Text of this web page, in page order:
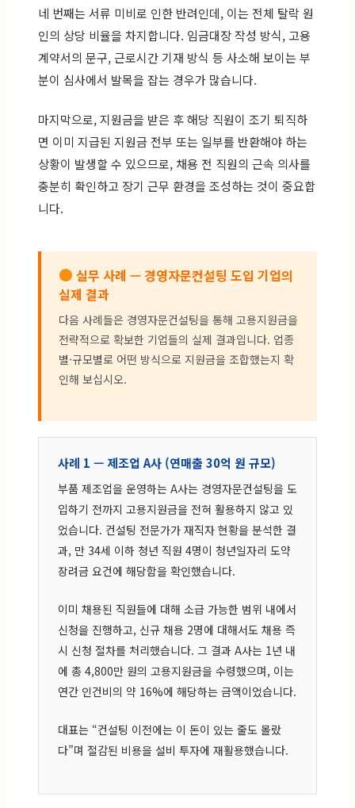
네 번째는 서류 미비로 인한 반려인데, 이는 전체 탈락 원
인의 상당 비율을 차지합니다. 임금대장 작성 방식, 고용
계약서의 문구, 근로시간 기재 방식 등 사소해 보이는 부
분이 심사에서 발목을 잡는 경우가 많습니다.
마지막으로, 지원금을 받은 후 해당 직원이 조기 퇴직하
면 이미 지급된 지원금 전부 또는 일부를 반환해야 하는
상황이 발생할 수 있으므로, 채용 전 직원의 근속 의사를
충분히 확인하고 장기 근무 환경을 조성하는 것이 중요합
니다.
실무 사례 — 경영자문컨설팅 도입 기업의
실제 결과
다음 사례들은 경영자문컨설팅을 통해 고용지원금을
전략적으로 확보한 기업들의 실제 결과입니다. 업종
별·규모별로 어떤 방식으로 지원금을 조합했는지 확
인해 보십시오.
사례 1 — 제조업 A사 (연매출 30억 원 규모)
부품 제조업을 운영하는 A사는 경영자문컨설팅을 도
입하기 전까지 고용지원금을 전혀 활용하지 않고 있
었습니다. 컨설팅 전문가가 재직자 현황을 분석한 결
과, 만 34세 이하 청년 직원 4명이 청년일자리 도약
장려금 요건에 해당함을 확인했습니다.
이미 채용된 직원들에 대해 소급 가능한 범위 내에서
신청을 진행하고, 신규 채용 2명에 대해서도 채용 즉
시 신청 절차를 처리했습니다. 그 결과 A사는 1년 내
에 총 4,800만 원의 고용지원금을 수령했으며, 이는
연간 인건비의 약 16%에 해당하는 금액이었습니다.
대표는 “컨설팅 이전에는 이 돈이 있는 줄도 몰랐
다”며 절감된 비용을 설비 투자에 재활용했습니다.